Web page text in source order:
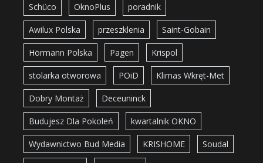
Schüco OknoPlus poradnik
Awilux Polska przeszklenia Saint-Gobain
Hörmann Polska Pagen Krispol
stolarka otworowa POiD Klimas Wkręt-Met
Dobry Montaż Deceuninck
Budujesz Dla Pokoleń kwartalnik OKNO
Wydawnictwo Bud Media KRISHOME Soudal